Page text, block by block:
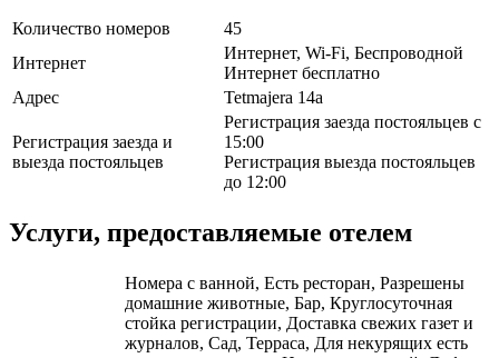
Количество номеров
45
Интернет
Интернет, Wi-Fi, Беспроводной
Интернет бесплатно
Адрес
Tetmajera 14a
Регистрация заезда и
выезда постояльцев
Регистрация заезда постояльцев с
15:00
Регистрация выезда постояльцев
до 12:00
Услуги, предоставляемые отелем
Номера с ванной, Есть ресторан, Разрешены
домашние животные, Бар, Круглосуточная
стойка регистрации, Доставка свежих газет и
журналов, Сад, Терраса, Для некурящих есть